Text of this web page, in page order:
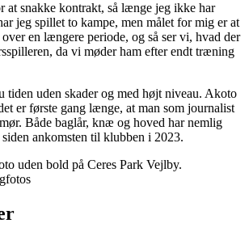
at snakke kontrakt, så længe jeg ikke har
jeg spillet to kampe, men målet for mig er at
en længere periode, og så ser vi, hvad der
da vi møder ham efter endt træning
tiden uden skader og med højt niveau. Akoto
er første gang længe, at man som journalist
Både baglår, knæ og hoved har nemlig
ankomsten til klubben i 2023.